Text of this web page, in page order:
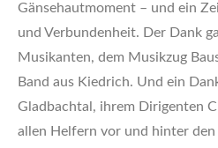
Gänsehautmoment – und ein
und Verbundenheit. Der Dank
Musikanten, dem Musikzug
Band aus Kiedrich. Und ein
Gladbachtal, ihrem Dirigenten
allen Helfern vor und hinter